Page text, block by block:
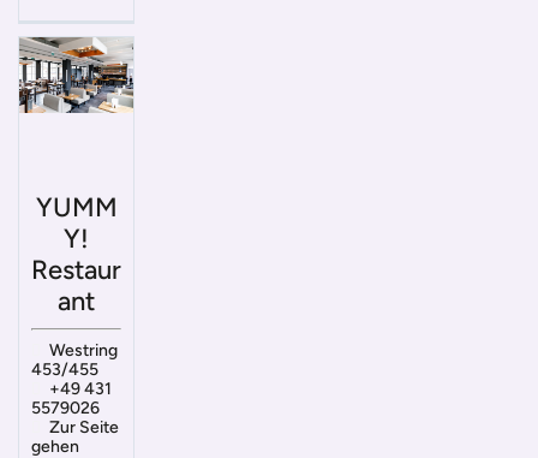
YUMM
Y!
Restaur
ant
Westring
453/455
+49 431
5579026
Zur Seite
gehen